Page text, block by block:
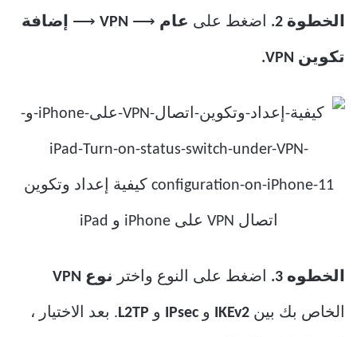
الخطوة 2. اضغط على عام ⟶
VPN
⟶ إضافة
تكوين VPN.
الخطوه 3. اضغط على النوع واختر نوع VPN
الخاص بك بين IKEv2 و IPsec و L2TP. بعد الاختيار ،